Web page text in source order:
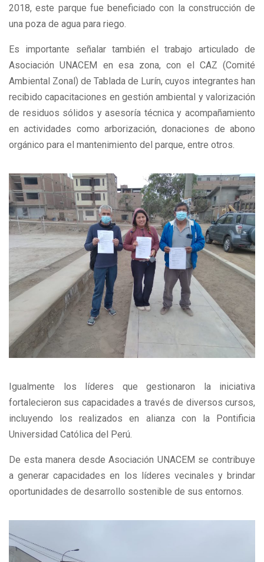
2018, este parque fue beneficiado con la construcción de
una poza de agua para riego.
Es importante señalar también el trabajo articulado de
Asociación UNACEM en esa zona, con el CAZ (Comité
Ambiental Zonal) de Tablada de Lurín, cuyos integrantes han
recibido capacitaciones en gestión ambiental y valorización
de residuos sólidos y asesoría técnica y acompañamiento
en actividades como arborización, donaciones de abono
orgánico para el mantenimiento del parque, entre otros.
Igualmente los líderes que gestionaron la iniciativa
fortalecieron sus capacidades a través de diversos cursos,
incluyendo los realizados en alianza con la Pontificia
Universidad Católica del Perú.
De esta manera desde Asociación UNACEM se contribuye
a generar capacidades en los líderes vecinales y brindar
oportunidades de desarrollo sostenible de sus entornos.